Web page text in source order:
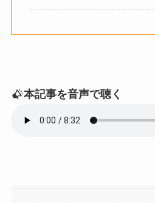
本記事を音声で聴く